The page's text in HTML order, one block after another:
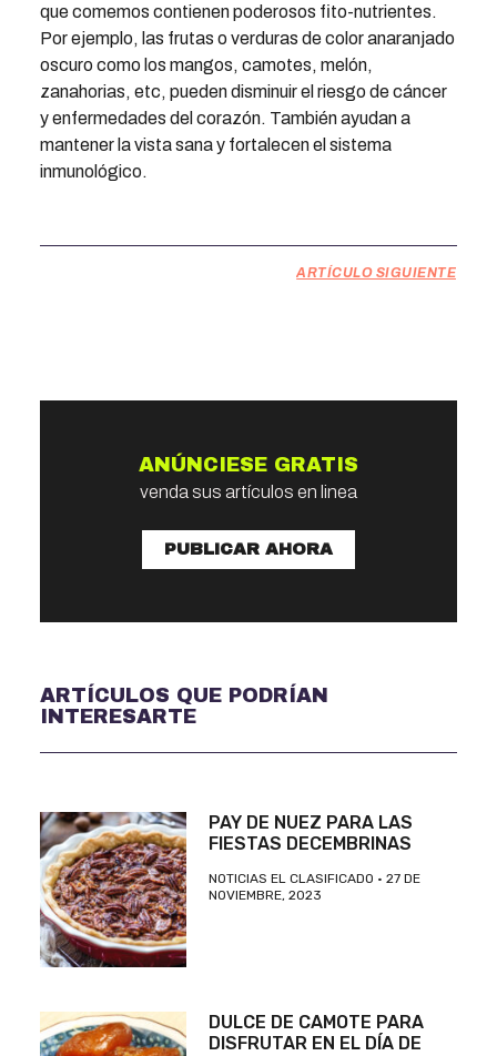
que comemos contienen poderosos fito-nutrientes.
Por ejemplo, las frutas o verduras de color anaranjado
oscuro como los mangos, camotes, melón,
zanahorias, etc, pueden disminuir el riesgo de cáncer
y enfermedades del corazón. También ayudan a
mantener la vista sana y fortalecen el sistema
inmunológico.
ARTÍCULO SIGUIENTE
ANÚNCIESE GRATIS
venda sus artículos en linea
PUBLICAR AHORA
ARTÍCULOS QUE PODRÍAN
INTERESARTE
PAY DE NUEZ PARA LAS
FIESTAS DECEMBRINAS
NOTICIAS EL CLASIFICADO
27 DE
NOVIEMBRE, 2023
DULCE DE CAMOTE PARA
DISFRUTAR EN EL DÍA DE